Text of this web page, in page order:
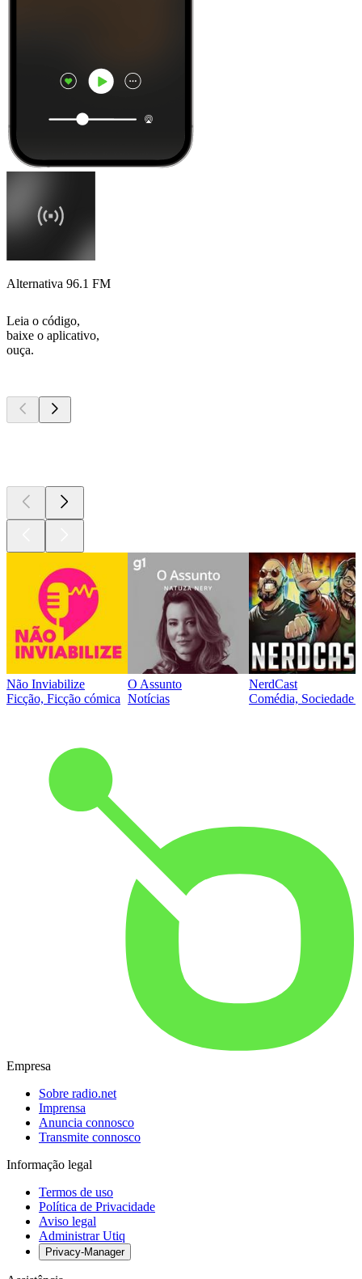
Alternativa 96.1 FM
Leia o código,
baixe o aplicativo,
ouça.
Não Inviabilize
Ficção, Ficção cómica
O Assunto
Notícias
NerdCast
Comédia, Sociedade
Empresa
Sobre radio.net
Imprensa
Anuncia connosco
Transmite connosco
Informação legal
Termos de uso
Política de Privacidade
Aviso legal
Administrar Utiq
Privacy-Manager